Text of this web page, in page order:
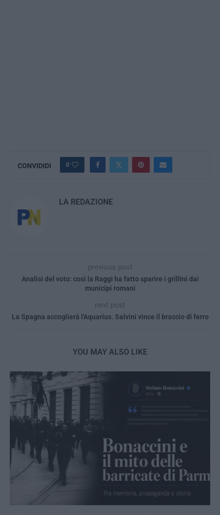
CONVIDIDI 0
LA REDAZIONE
previous post
Analisi del voto: così la Raggi ha fatto sparire i grillini dai
municipi romani
next post
La Spagna accoglierà l'Aquarius. Salvini vince il braccio di ferro
YOU MAY ALSO LIKE